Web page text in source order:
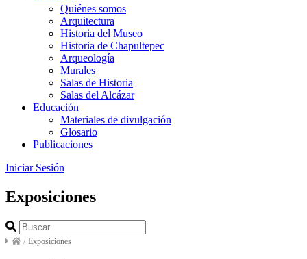
Quiénes somos
Arquitectura
Historia del Museo
Historia de Chapultepec
Arqueología
Murales
Salas de Historia
Salas del Alcázar
Educación
Materiales de divulgación
Glosario
Publicaciones
Iniciar Sesión
Exposiciones
/ Exposiciones